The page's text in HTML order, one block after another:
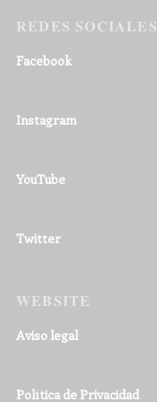
REDES SOCIALES
Facebook
Instagram
YouTube
Twitter
WEBSITE
Aviso legal
Política de Privacidad